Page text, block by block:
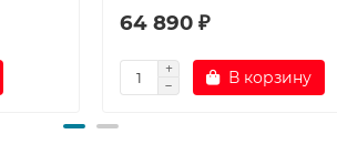
64 890 ₽
В корзину